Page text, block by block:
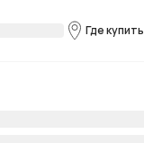
Где купить